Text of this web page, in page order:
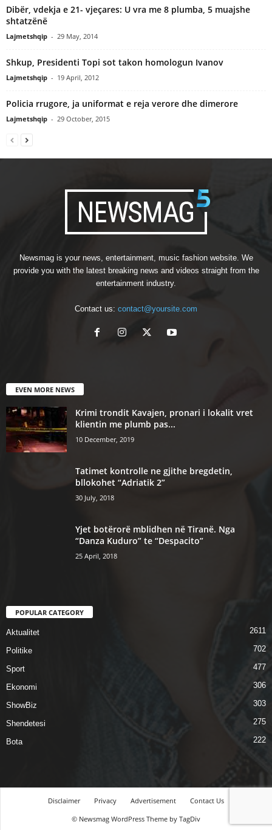
Dibër, vdekja e 21- vjeçares: U vra me 8 plumba, 5 muajshe
shtatzënë
Lajmetshqip - 29 May, 2014
Shkup, Presidenti Topi sot takon homologun Ivanov
Lajmetshqip - 19 April, 2012
Policia rrugore, ja uniformat e reja verore dhe dimerore
Lajmetshqip - 29 October, 2015
Newsmag is your news, entertainment, music fashion website. We
provide you with the latest breaking news and videos straight from the
entertainment industry.
Contact us: contact@yoursite.com
EVEN MORE NEWS
Krimi trondit Kavajen, pronari i lokalit vret
klientin me plumb pas...
10 December, 2019
Tatimet kontrolle ne gjithe bregdetin,
bllokohet “Adriatik 2”
30 July, 2018
Yjet botërorë mblidhen në Tiranë. Nga
“Danza Kuduro” te “Despacito”
25 April, 2018
POPULAR CATEGORY
Aktualitet 2611
Politike 702
Sport 477
Ekonomi 306
ShowBiz 303
Shendetesi 275
Bota 222
Disclaimer Privacy Advertisement
Contact Us
© Newsmag WordPress Theme by TagDiv